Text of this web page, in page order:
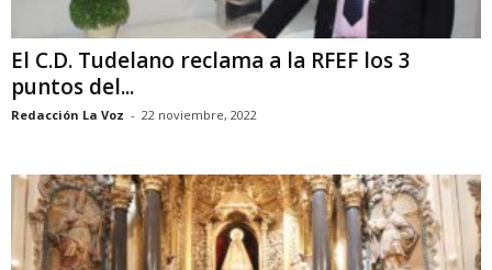
El C.D. Tudelano reclama a la RFEF los 3
puntos del...
Redacción La Voz - 22 noviembre, 2022